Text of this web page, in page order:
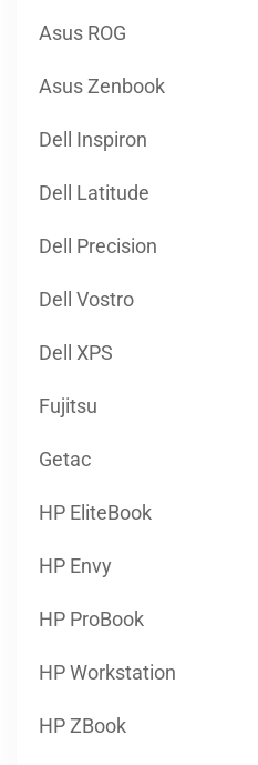
Asus ROG
Asus Zenbook
Dell Inspiron
Dell Latitude
Dell Precision
Dell Vostro
Dell XPS
Fujitsu
Getac
HP EliteBook
HP Envy
HP ProBook
HP Workstation
HP ZBook